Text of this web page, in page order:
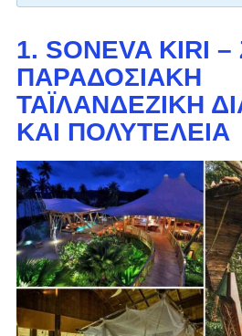
1. SONEVA KIRI
ΠΑΡΑΔΟΣΙΑΚΉ
ΤΑΪΛΑΝΔΈΖΙΚΗ
ΚΑΙ ΠΟΛΥΤΈΛΕΙΑ